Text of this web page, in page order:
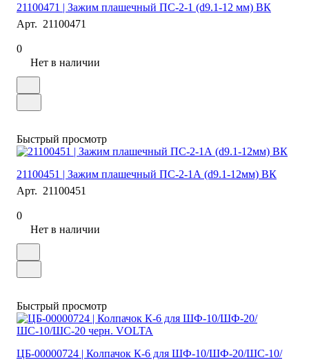
21100471 | Зажим плашечный ПС-2-1 (d9.1-12 мм) ВК
Арт. 21100471
0
Нет в наличии
Быстрый просмотр
21100451 | Зажим плашечный ПС-2-1А (d9.1-12мм) ВК
Арт. 21100451
0
Нет в наличии
Быстрый просмотр
ЦБ-00000724 | Колпачок К-6 для ШФ-10/ШФ-20/ШС-10/